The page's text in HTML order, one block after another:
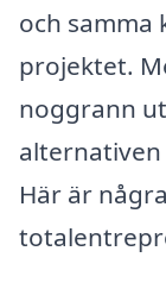
och samma
projektet.
noggrann
Här är